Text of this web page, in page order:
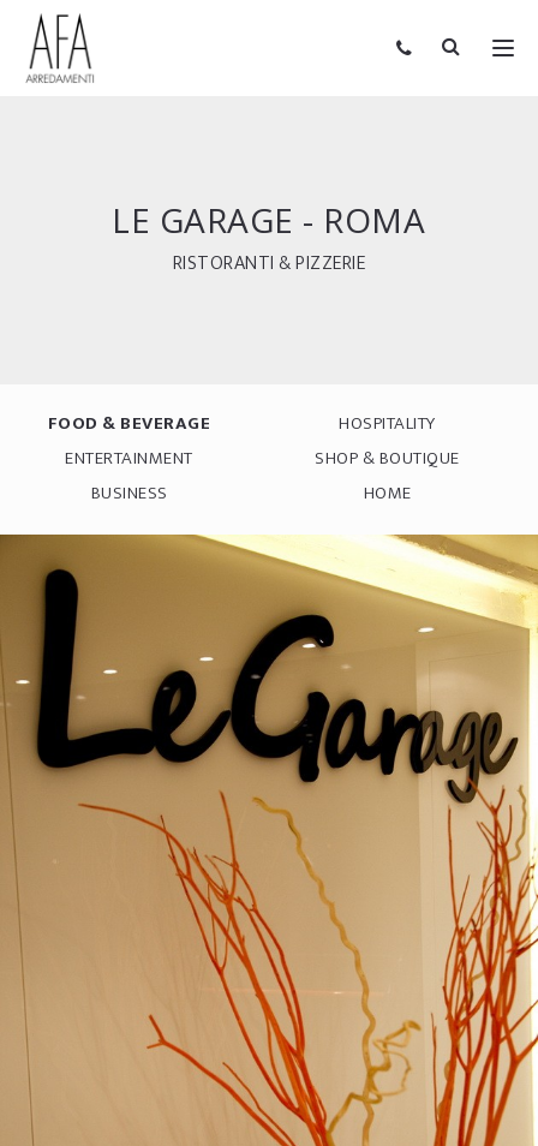
LE GARAGE - ROMA
RISTORANTI & PIZZERIE
FOOD & BEVERAGE
HOSPITALITY
ENTERTAINMENT
SHOP & BOUTIQUE
BUSINESS
HOME